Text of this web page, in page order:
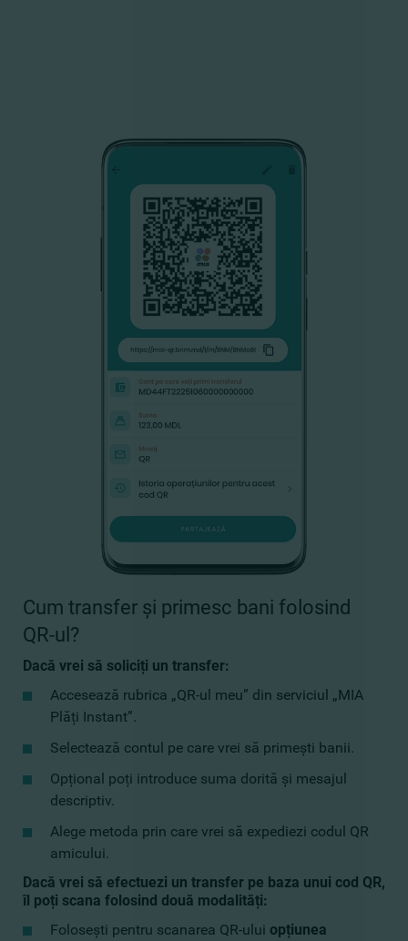
Cum transfer și primesc bani folosind
QR-ul?
Dacă vrei să soliciți un transfer:
Accesează rubrica „QR-ul meu” din serviciul „MIA
Plăți Instant”.
Selectează contul pe care vrei să primești banii.
Opțional poți introduce suma dorită și mesajul
descriptiv.
Alege metoda prin care vrei să expediezi codul QR
amicului.
Dacă vrei să efectuezi un transfer pe baza unui cod QR,
îl poți scana folosind două modalități:
Folosești pentru scanarea QR-ului opțiunea